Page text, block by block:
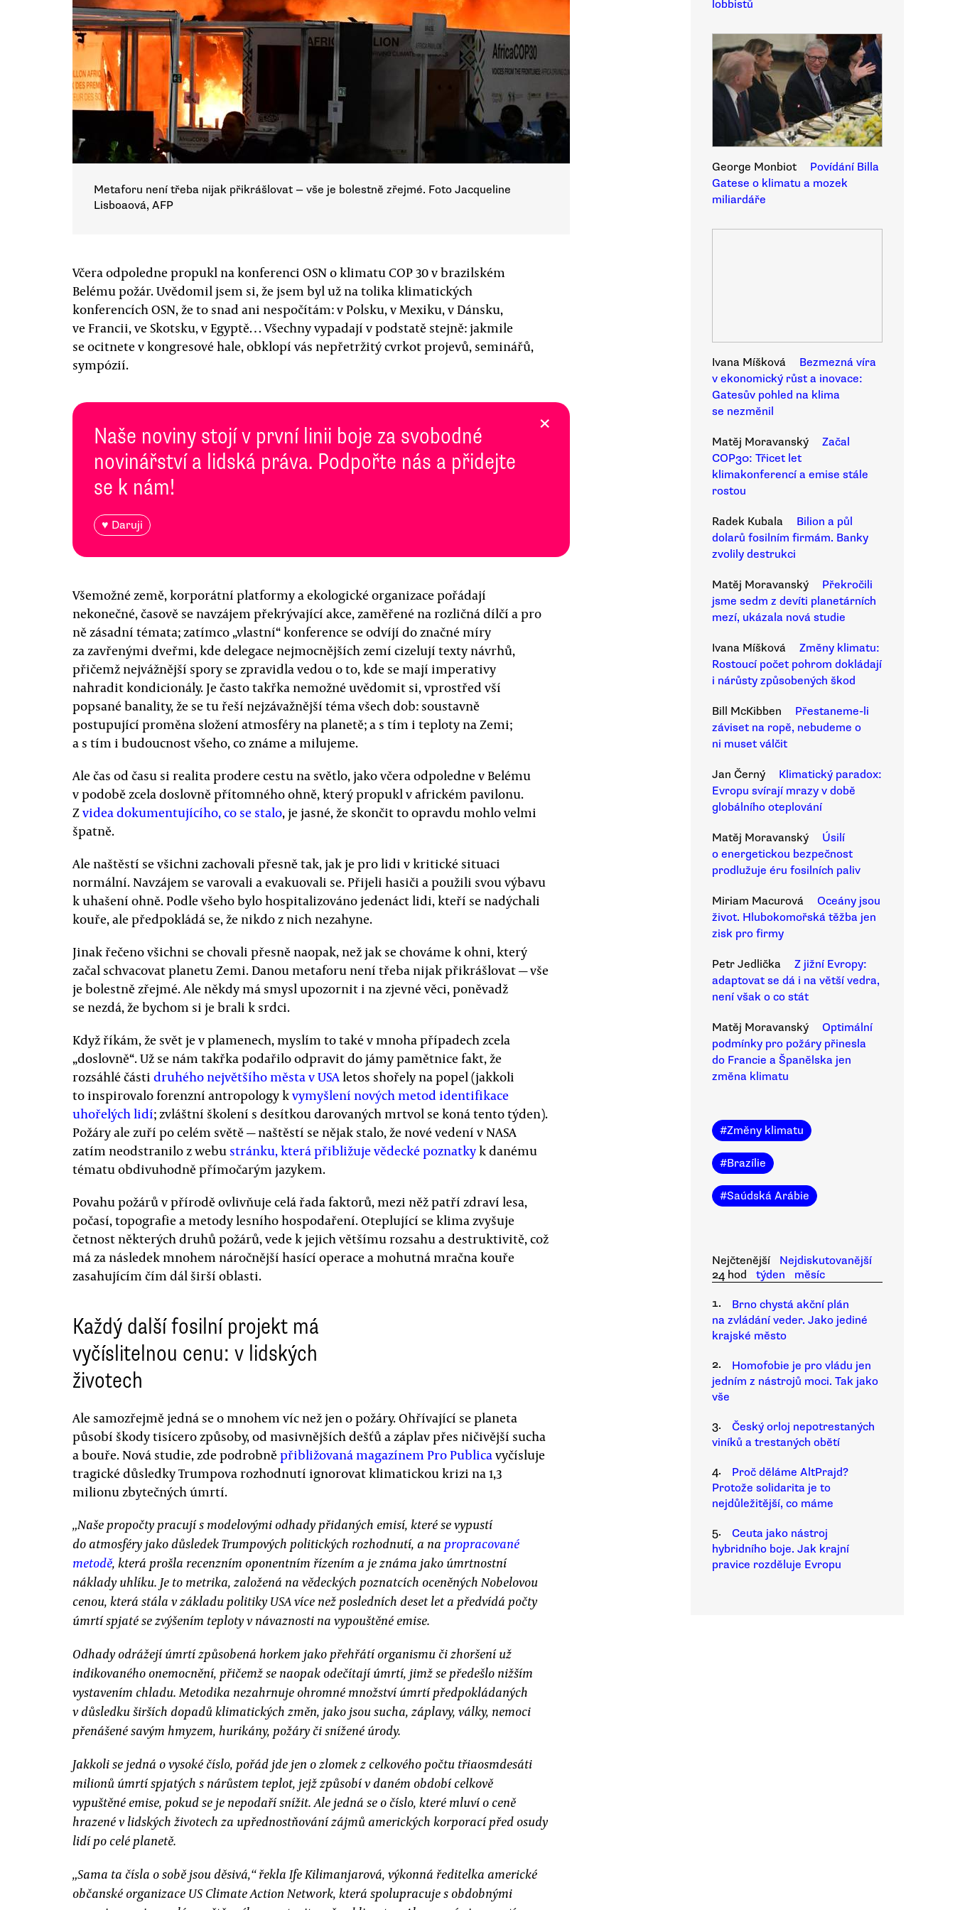
Metaforu není třeba nijak přikrášlovat — vše je bolestně zřejmé. Foto Jacqueline
Lisboaová, AFP
Včera odpoledne propukl na konferenci OSN o klimatu COP 30 v brazilském
Belému požár. Uvědomil jsem si, že jsem byl už na tolika klimatických
konferencích OSN, že to snad ani nespočítám: v Polsku, v Mexiku, v Dánsku,
ve Francii, ve Skotsku, v Egyptě… Všechny vypadají v podstatě stejně: jakmile
se ocitnete v kongresové hale, obklopí vás nepřetržitý cvrkot projevů, seminářů,
sympózií.
Naše noviny stojí v první linii boje za svobodné
novinářství a lidská práva. Podpořte nás a přidejte
se k nám!
♥ Daruji
×
Všemožné země, korporátní platformy a ekologické organizace pořádají
nekonečné, časově se navzájem překrývající akce, zaměřené na rozličná dílčí a pro
ně zásadní témata; zatímco „vlastní“ konference se odvíjí do značné míry
za zavřenými dveřmi, kde delegace nejmocnějších zemí cizelují texty návrhů,
přičemž nejvážnější spory se zpravidla vedou o to, kde se mají imperativy
nahradit kondicionály. Je často takřka nemožné uvědomit si, vprostřed vší
popsané banality, že se tu řeší nejzávažnější téma všech dob: soustavně
postupující proměna složení atmosféry na planetě; a s tím i teploty na Zemi;
a s tím i budoucnost všeho, co známe a milujeme.
Ale čas od času si realita prodere cestu na světlo, jako včera odpoledne v Belému
v podobě zcela doslovně přítomného ohně, který propukl v africkém pavilonu.
Zvidea dokumentujícího, co se stalo, je jasné, že skončit to opravdu mohlo velmi
špatně.
Ale naštěstí se všichni zachovali přesně tak, jak je pro lidi v kritické situaci
normální. Navzájem se varovali a evakuovali se. Přijeli hasiči a použili svou výbavu
k uhašení ohně. Podle všeho bylo hospitalizováno jedenáct lidi, kteří se nadýchali
kouře, ale předpokládá se, že nikdo z nich nezahyne.
Jinak řečeno všichni se chovali přesně naopak, než jak se chováme k ohni, který
začal schvacovat planetu Zemi. Danou metaforu není třeba nijak přikrášlovat — vše
je bolestně zřejmé. Ale někdy má smysl upozornit i na zjevné věci, poněvadž
se nezdá, že bychom si je brali k srdci.
Když říkám, že svět je v plamenech, myslím to také v mnoha případech zcela
„doslovně“. Už se nám takřka podařilo odpravit do jámy pamětnice fakt, že
rozsáhlé části druhého největšího města v USAletos shořely na popel (jakkoli
to inspirovalo forenzní antropology kvymyšlení nových metod identifikace
uhořelých lidí; zvláštní školení s desítkou darovaných mrtvol se koná tento týden).
Požáry ale zuří po celém světě — naštěstí se nějak stalo, že nové vedení v NASA
zatím neodstranilo z webu stránku, která přibližuje vědecké poznatkyk danému
tématu obdivuhodně přímočarým jazykem.
Povahu požárů v přírodě ovlivňuje celá řada faktorů, mezi něž patří zdraví lesa,
počasí, topografie a metody lesního hospodaření. Oteplující se klima zvyšuje
četnost některých druhů požárů, vede k jejich většímu rozsahu a destruktivitě, což
má za následek mnohem náročnější hasící operace a mohutná mračna kouře
zasahujícím čím dál širší oblasti.
Každý další fosilní projekt má
vyčíslitelnou cenu: v lidských
životech
Ale samozřejmě jedná se o mnohem víc než jen o požáry. Ohřívající se planeta
působí škody tisícero způsoby, od masivnějších dešťů a záplav přes ničivější sucha
a bouře. Nová studie, zde podrobněpřibližovaná magazínem Pro Publicavyčísluje
tragické důsledky Trumpova rozhodnutí ignorovat klimatickou krizi na 1,3
milionu zbytečných úmrtí.
„Naše propočty pracují s modelovými odhady přidaných emisí, které se vypustí
do atmosféry jako důsledek Trumpových politických rozhodnutí, a na propracované
metodě, která prošla recenzním oponentním řízením a je známa jako úmrtnostní
náklady uhlíku. Je to metrika, založená na vědeckých poznatcích oceněných Nobelovou
cenou, která stála v základu politiky USA více než posledních deset let a předvídá počty
úmrtí spjaté se zvýšením teploty v návaznosti na vypouštěné emise.
Odhady odrážejí úmrtí způsobená horkem jako přehřátí organismu či zhoršení už
indikovaného onemocnění, přičemž se naopak odečítají úmrtí, jimž se předešlo nižším
vystavením chladu. Metodika nezahrnuje ohromné množství úmrtí předpokládaných
v důsledku širších dopadů klimatických změn, jako jsou sucha, záplavy, války, nemoci
přenášené savým hmyzem, hurikány, požáry či snížené úrody.
Jakkoli se jedná o vysoké číslo, pořád jde jen o zlomek z celkového počtu třiaosmdesáti
milionů úmrtí spjatých s nárůstem teplot, jejž způsobí v daném období celkově
vypuštěné emise, pokud se je nepodaří snížit. Ale jedná se o číslo, které mluví o ceně
hrazené v lidských životech za upřednostňování zájmů amerických korporací před osudy
lidí po celé planetě.
„Sama ta čísla o sobě jsou děsivá,“ řekla Ife Kilimanjarová, výkonná ředitelka americké
občanské organizace US Climate Action Network, která spolupracuje s obdobnými
lobbistů
George Monbiot
Povídání Billa
Gatese o klimatu a mozek
miliardáře
Ivana Míšková
Bezmezná víra
v ekonomický růst a inovace:
Gatesův pohled na klima
se nezměnil
Matěj Moravanský
Začal
COP30: Třicet let
klimakonferencí a emise stále
rostou
Radek Kubala
Bilion a půl
dolarů fosilním firmám. Banky
zvolily destrukci
Matěj Moravanský
Překročili
jsme sedm z devíti planetárních
mezí, ukázala nová studie
Ivana Míšková
Změny klimatu:
Rostoucí počet pohrom dokládají
i nárůsty způsobených škod
Bill McKibben
Přestaneme-li
záviset na ropě, nebudeme o
ni muset válčit
Jan Černý
Klimatický paradox:
Evropu svírají mrazy v době
globálního oteplování
Matěj Moravanský
Úsilí
o energetickou bezpečnost
prodlužuje éru fosilních paliv
Miriam Macurová
Oceány jsou
život. Hlubokomořská těžba jen
zisk pro firmy
Petr Jedlička
Z jižní Evropy:
adaptovat se dá i na větší vedra,
není však o co stát
Matěj Moravanský
Optimální
podmínky pro požáry přinesla
do Francie a Španělska jen
změna klimatu
#Změny klimatu
#Brazílie
#Saúdská Arábie
Nejčtenější
Nejdiskutovanější
24 hod
týden
měsíc
1.
Brno chystá akční plán
na zvládání veder. Jako jediné
krajské město
2.
Homofobie je pro vládu jen
jedním z nástrojů moci. Tak jako
vše
3.
Český orloj nepotrestaných
viníků a trestaných obětí
4.
Proč děláme AltPrajd?
Protože solidarita je to
nejdůležitější, co máme
5.
Ceuta jako nástroj
hybridního boje. Jak krajní
pravice rozděluje Evropu